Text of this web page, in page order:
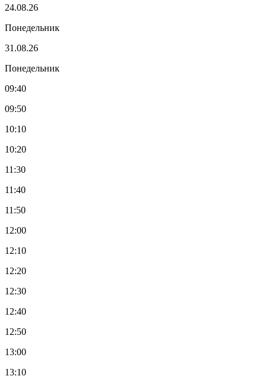
24.08.26
Понедельник
31.08.26
Понедельник
09:40
09:50
10:10
10:20
11:30
11:40
11:50
12:00
12:10
12:20
12:30
12:40
12:50
13:00
13:10